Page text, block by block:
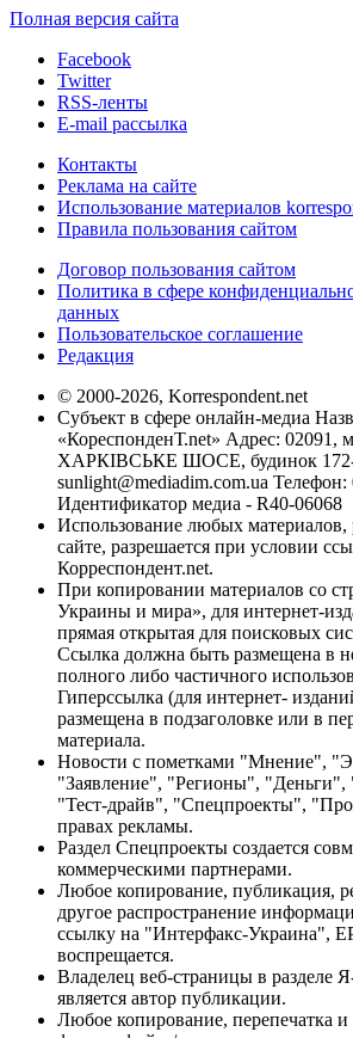
Полная версия сайта
Facebook
Twitter
RSS-ленты
E-mail рассылка
Контакты
Реклама на сайте
Использование материалов
Правила пользования сайтом
Договор пользования сайтом
Политика в сфере
данных
Пользовательское соглашение
Редакция
© 2000-2026, Korrespondent.net
Субъект в сфере онлайн-медиа
«КореспонденТ.net» Адрес: 02091,
ХАРКІВСЬКЕ ШОСЕ, будинок 172-
sunlight@mediadim.com.ua Телефон:
Идентификатор медиа - R40-06068
Использование любых
сайте, разрешается при условии
Корреспондент.net.
При копировании материалов со
Украины и мира», для интернет-
прямая открытая для поисковых
Ссылка должна быть размещена в
полного либо частичного
Гиперссылка (для интернет-
размещена в подзаголовке или в
материала.
Новости с пометками "Мнение",
"Заявление", "Регионы",
"Тест-драйв", "Спецпроекты",
правах рекламы.
Раздел Спецпроекты создается
коммерческими партнерами.
Любое копирование, публикация,
другое распространение
ссылку на "Интерфакс-Украина",
воспрещается.
Владелец веб-страницы в разделе
является автор публикации.
Любое копирование, перепечатка и